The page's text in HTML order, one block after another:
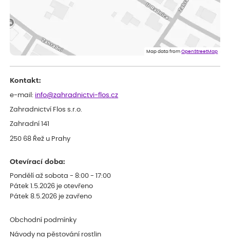
Rostliny byly v pořádku, dobře zabalené, celková spokojenost.
Doporučuji :). Spokojenost, stromky v pěkném stavu. Jediné, co
my chybělo, bylo komunikování nedostupného zboží před
Map data fromOpenStreetMap
Kontakt:
e-mail: info@zahradnictvi-flos.cz
Zahradnictví Flos s.r.o.
Zahradní 141
250 68 Řež u Prahy
Otevírací doba:
Pondělí až sobota - 8:00 - 17:00
Pátek 1.5.2026 je otevřeno
Pátek 8.5.2026 je zavřeno
Obchodní podmínky
Návody na pěstování rostlin